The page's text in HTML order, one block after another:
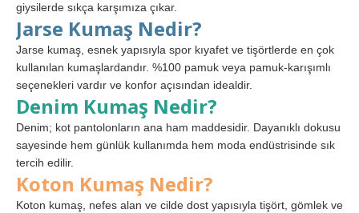
giysilerde sıkça karşımıza çıkar.
Jarse Kumaş Nedir?
Jarse kumaş, esnek yapısıyla spor kıyafet ve tişörtlerde en çok
kullanılan kumaşlardandır. %100 pamuk veya pamuk-karışımlı
seçenekleri vardır ve konfor açısından idealdir.
Denim Kumaş Nedir?
Denim; kot pantolonların ana ham maddesidir. Dayanıklı dokusu
sayesinde hem günlük kullanımda hem moda endüstrisinde sık
tercih edilir.
Koton Kumaş Nedir?
Koton kumaş, nefes alan ve cilde dost yapısıyla tişört, gömlek ve